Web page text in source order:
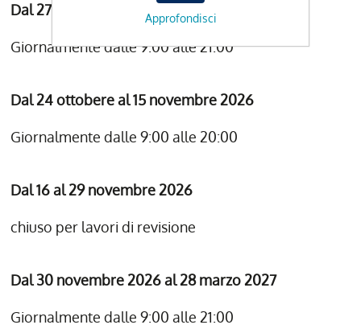
Dal 27 giugno al 23 ottobre 2026
Giornalmente dalle 9:00 alle 21:00
Dal 24 ottobere al 15 novembre 2026
Giornalmente dalle 9:00 alle 20:00
Dal 16 al 29 novembre 2026
chiuso per lavori di revisione
Dal 30 novembre 2026 al 28 marzo 2027
Giornalmente dalle 9:00 alle 21:00
Approfondisci